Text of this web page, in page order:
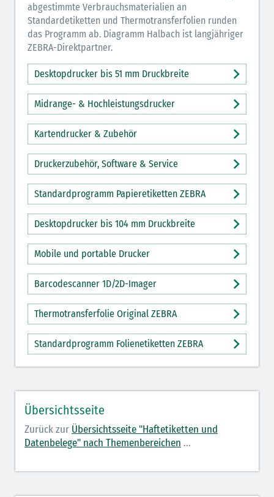
abgestimmte Verbrauchsmaterialien an
Standardetiketten und Thermotransferfolien runden
das Programm ab. Diagramm Halbach ist langjähriger
ZEBRA-Direktpartner.
Desktopdrucker bis 51 mm Druckbreite
Midrange- & Hochleistungsdrucker
Kartendrucker & Zubehör
Druckerzubehör, Software & Service
Standardprogramm Papieretiketten ZEBRA
Desktopdrucker bis 104 mm Druckbreite
Mobile und portable Drucker
Barcodescanner 1D/2D-Imager
Thermotransferfolie Original ZEBRA
Standardprogramm Folienetiketten ZEBRA
Übersichtsseite
Zurück zur Übersichtsseite "Haftetiketten und
Datenbelege" nach Themenbereichen ...